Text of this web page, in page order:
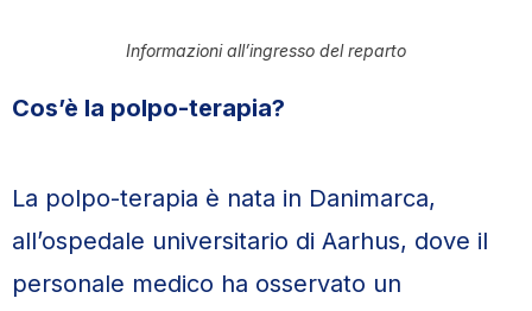
Informazioni all’ingresso del reparto
Cos’è la polpo-terapia?
La polpo-terapia è nata in Danimarca,
all’ospedale universitario di Aarhus, dove il
personale medico ha osservato un